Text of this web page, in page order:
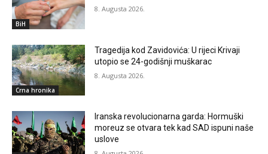
BiH
8. Augusta 2026.
Crna hronika
Tragedija kod Zavidovića: U rijeci Krivaji
utopio se 24-godišnji muškarac
8. Augusta 2026.
Iranska revolucionarna garda: Hormuški
moreuz se otvara tek kad SAD ispuni naše
uslove